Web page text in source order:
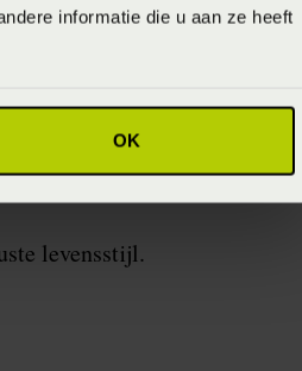
informatie die u aan ze heeft
OK
beschermen die dat
duurzamere wereld,
levensstijl.